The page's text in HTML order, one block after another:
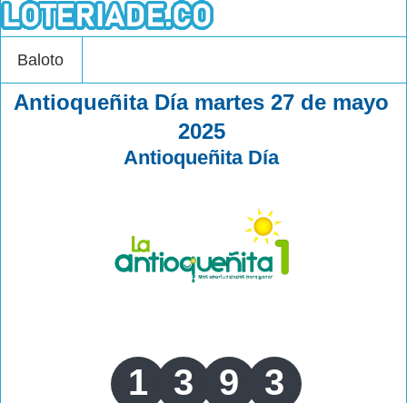
Baloto
Antioqueñita Día martes 27 de mayo
2025
Antioqueñita Día
1 3 9 3